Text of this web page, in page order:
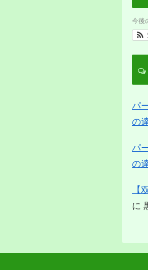
今後
パ
の
パ
の
【
に